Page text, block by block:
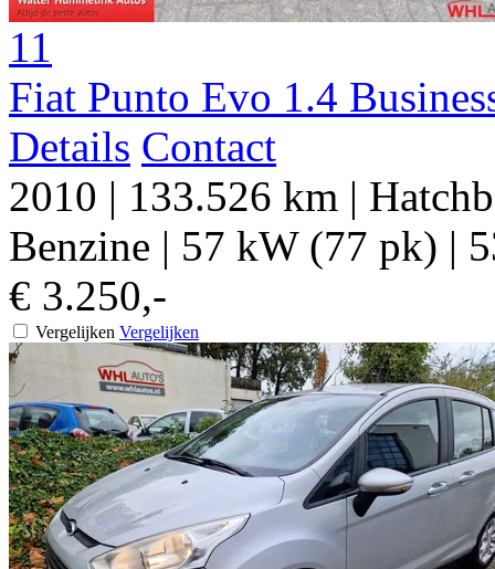
11
Fiat Punto Evo 1.4
Details Contact
2010 | 133.526 km |
Benzine | 57 kW (77 pk) |
€ 3.250,-
Vergelijken Vergelijken